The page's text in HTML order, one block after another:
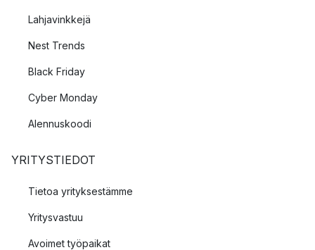
Lahjavinkkejä
Nest Trends
Black Friday
Cyber Monday
Alennuskoodi
YRITYSTIEDOT
Tietoa yrityksestämme
Yritysvastuu
Avoimet työpaikat